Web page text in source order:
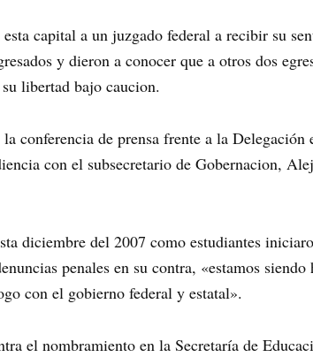
capital a un juzgado federal a recibir su
y dieron a conocer que a otros dos
libertad bajo caucion.
conferencia de prensa frente a la
con el subsecretario de Gobernacion,
diciembre del 2007 como estudiantes
penales en su contra, «estamos
con el gobierno federal y estatal».
el nombramiento en la Secretaría de